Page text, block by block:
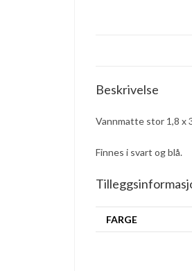
Beskrivelse
Vannmatte stor 1,8 x
Finnes i svart og blå.
FARGE